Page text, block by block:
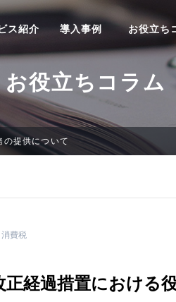
ス紹介 導入事例 お役立ち
お役立ちコラム
の提供について
消費税
正経過措置における